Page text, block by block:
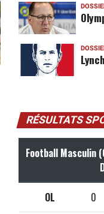
RÉSULTATS
Football Masculin
OL 0